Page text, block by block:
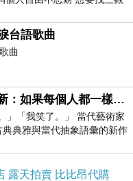
創高執行董事總經
自大中華區總監
方就合作的具體內
團擴大產品線和提
是對提升台灣建築
國創高亞太區執行
表示，他們非常期
，共同為台灣的建
友都超
台語歌曲
曲
當代藝術家盧嵐新：如果每個人都一樣，這世界該有多無聊？
」「我笑了。」 當代藝術家
典雅與當代抽象語彙的新作
為背景，描繪了
露天拍賣 比比昂代購